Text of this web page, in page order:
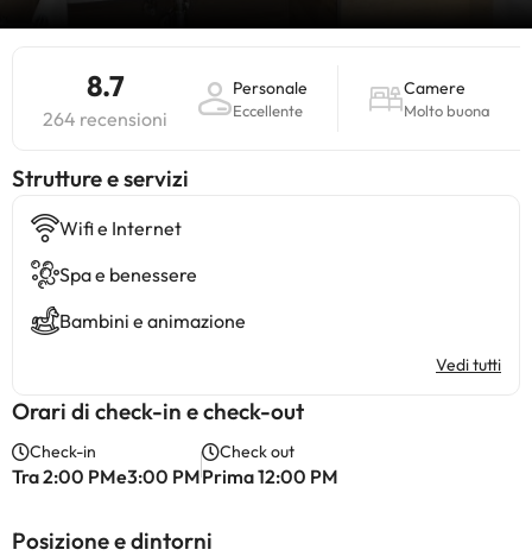
8.7
264 recensioni
Personale
Eccellente
Camere
Molto buona
​Strutture e servizi
Wifi e Internet
Spa e benessere
Bambini e animazione
Vedi tutti
Orari di check-in e check-out
Check-in
Tra 2:00 PMe3:00 PM
Check out
Prima 12:00 PM
Posizione e dintorni